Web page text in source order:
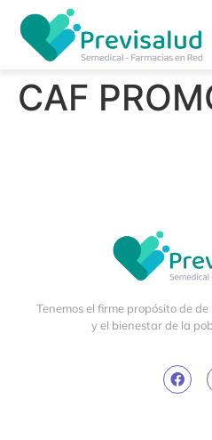
CAF
Tenemos el firme propósito de
y el bienestar de la